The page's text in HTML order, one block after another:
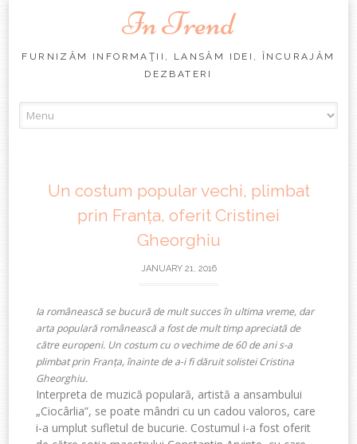
In Trend
FURNIZĂM INFORMAŢII, LANSĂM IDEI, ÎNCURAJĂM
DEZBATERI
to
Un costum popular vechi, plimbat
prin Franța, oferit Cristinei
Gheorghiu
JANUARY 21, 2016
Ia românească se bucură de mult succes în ultima vreme, dar
arta populară românească a fost de mult timp apreciată de
către europeni. Un costum cu o vechime de 60 de ani s-a
plimbat prin Franța, înainte de a-i fi dăruit solistei Cristina
Gheorghiu.
Interpreta de muzică populară, artistă a ansambului
„Ciocârlia”, se poate mândri cu un cadou valoros, care
i-a umplut sufletul de bucurie. Costumul i-a fost oferit